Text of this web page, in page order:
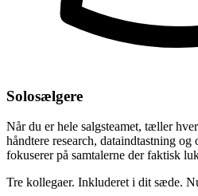
Solosælgere
Når du er hele salgsteamet, tæller
håndtere research, dataindtastning
fokuserer på samtalerne der faktisk
Tre kollegaer. Inkluderet i dit sæde.